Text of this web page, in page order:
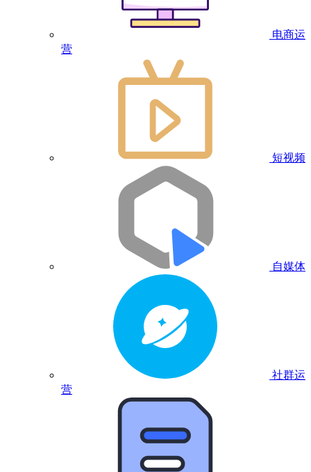
电商运
营
短视频
自媒体
社群运
营